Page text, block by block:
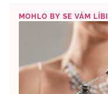
MOHLO BY SE VÁM